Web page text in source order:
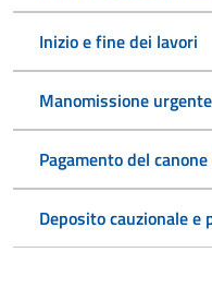
Inizio e fine dei lavori
Manomissione
Pagamento del
Deposito cauzionale